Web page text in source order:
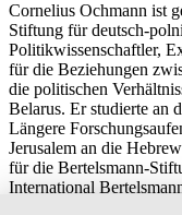
Cornelius Ochmann ist
Stiftung für deutsch-
Politikwissenschaftler,
für die Beziehungen
die politischen
Belarus. Er studierte an
Längere
Jerusalem an die
für die Bertelsmann-
International